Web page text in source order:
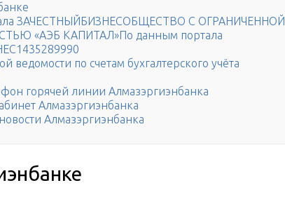
ЗАЧЕСТНЫЙБИЗНЕСОБЩЕСТВО С ОГРАНИЧЕННОЙ
«АЭБ КАПИТАЛ»По данным портала
ведомости по счетам бухгалтерского учёта
горячей линии Алмазэргиэнбанка
Алмазэргиэнбанка
Алмазэргиэнбанка